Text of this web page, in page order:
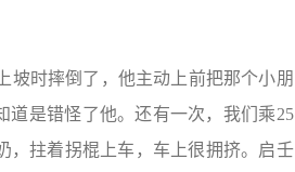
坡时摔倒了，他主动上前把那个小朋
道是错怪了他。还有一次，我们乘25
，拄着拐棍上车，车上很拥挤。启壬